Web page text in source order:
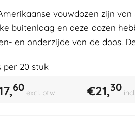
vouwdozen zijn
buitenlaag en deze dozen
en onderzijde van de doos.
per 20stuk
60 excl. btw €21,30